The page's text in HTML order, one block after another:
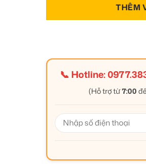
THÊM
📞 Hotline:
(Hỗ trợ từ7:00